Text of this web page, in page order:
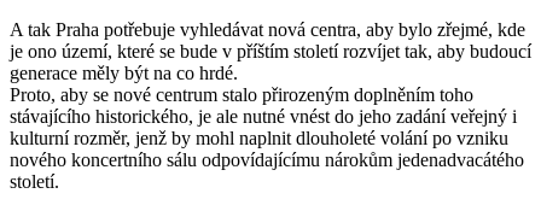
A tak Praha potřebuje vyhledávat nová centra, aby bylo zřejmé, kde
je ono území, které se bude v příštím století rozvíjet tak, aby budoucí
generace měly být na co hrdé.
Proto, aby se nové centrum stalo přirozeným doplněním toho
stávajícího historického, je ale nutné vnést do jeho zadání veřejný i
kulturní rozměr, jenž by mohl naplnit dlouholeté volání po vzniku
nového koncertního sálu odpovídajícímu nárokům jedenadvacátého
století.